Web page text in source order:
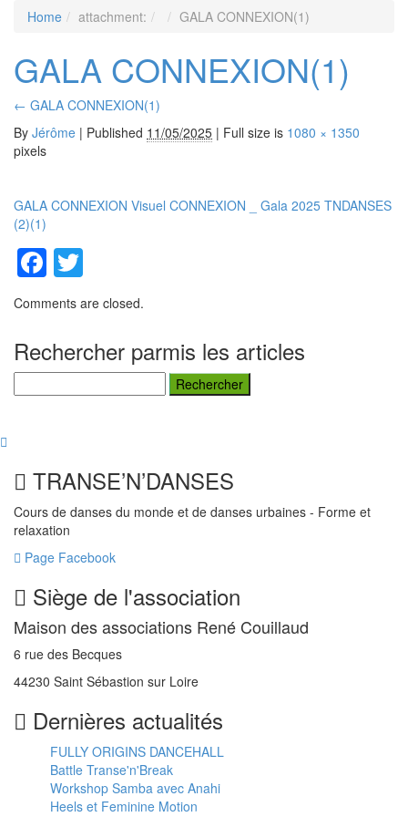
MENU
Home attachment: GALA CONNEXION(1)
GALA CONNEXION(1)
← GALA CONNEXION(1)
By Jérôme | Published 11/05/2025 | Full size is 1080 × 1350
pixels
GALA CONNEXION Visuel CONNEXION _ Gala 2025 TNDANSES
(2)(1)
Facebook
Comments are closed.
Rechercher parmis les articles
TRANSE’N’DANSES
Cours de danses du monde et de danses urbaines - Forme et
relaxation
Page Facebook
Siège de l'association
Maison des associations René Couillaud
6 rue des Becques
44230 Saint Sébastion sur Loire
Dernières actualités
FULLY ORIGINS DANCEHALL
Battle Transe'n'Break
Workshop Samba avec Anahi
Heels et Feminine Motion